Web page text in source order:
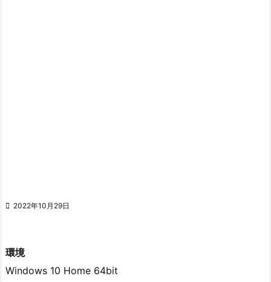
 2022年10月29日
環境
Windows 10 Home 64bit